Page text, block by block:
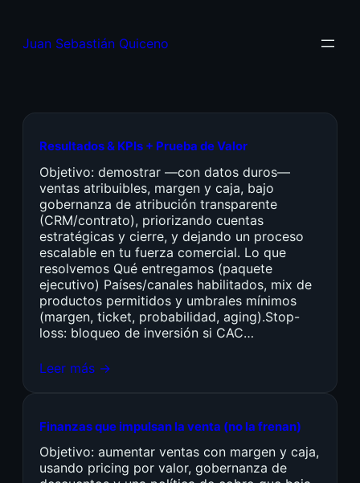
Juan Sebastián Quiceno
Resultados & KPIs + Prueba de Valor
Objetivo: demostrar —con datos duros—
ventas atribuibles, margen y caja, bajo
gobernanza de atribución transparente
(CRM/contrato), priorizando cuentas
estratégicas y cierre, y dejando un proceso
escalable en tu fuerza comercial. Lo que
resolvemos Qué entregamos (paquete
ejecutivo) Países/canales habilitados, mix de
productos permitidos y umbrales mínimos
(margen, ticket, probabilidad, aging).Stop-
loss: bloqueo de inversión si CAC…
Leer más →
Finanzas que impulsan la venta (no la frenan)
Objetivo: aumentar ventas con margen y caja,
usando pricing por valor, gobernanza de